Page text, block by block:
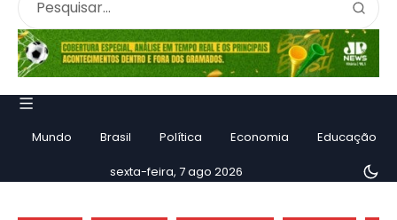
Mundo Brasil Política Economia Educação
sexta-feira, 7 ago 2026